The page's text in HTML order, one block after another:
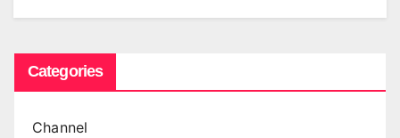
Categories
Channel